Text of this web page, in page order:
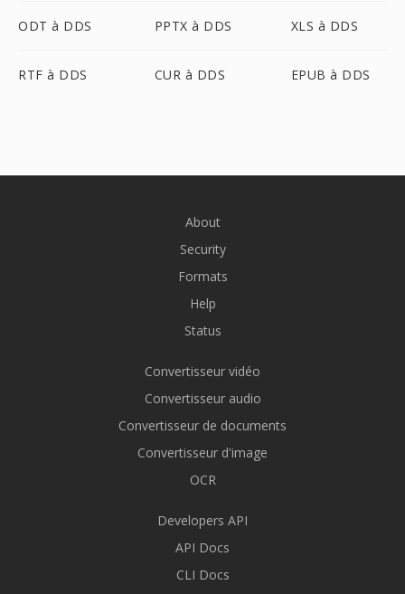
ODT à DDS PPTX à DDS XLS à DDS
RTF à DDS CUR à DDS EPUB à DDS
About
Security
Formats
Help
Status
Convertisseur vidéo
Convertisseur audio
Convertisseur de documents
Convertisseur d'image
OCR
Developers API
API Docs
CLI Docs